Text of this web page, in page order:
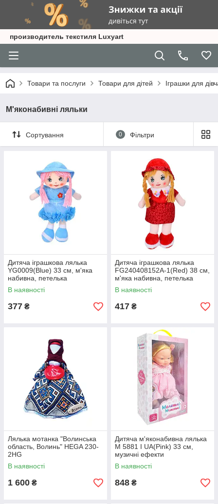
производитель текстиля Luxyart
Товари та послуги Товари для дітей Іграшки для
М'яконабивні ляльки
Сортування 0 Фільтри
Дитяча іграшкова лялька
YG0009(Blue) 33 см, м'яка
набивна, петелька
В наявності
377 ₴
Дитяча іграшкова лялька
FG240408152A-1(Red) 38 см,
м'яка набивна, петелька
В наявності
417 ₴
Лялька мотанка "Волинська
область, Волинь" HEGA 230-
2HG
В наявності
1 600 ₴
Дитяча м'яконабивна лялька
M 5881 I UA(Pink) 33 см,
музичні ефекти
В наявності
848 ₴